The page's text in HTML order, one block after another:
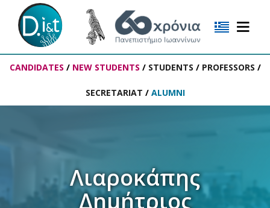
CANDIDATES / NEW STUDENTS / STUDENTS / PROFESSORS /
SECRETARIAT / ALUMNI
Λιαροκάπης
Δημήτριος